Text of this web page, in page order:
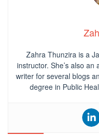
Zahra Thunzira is a
instructor. She’s also
writer for several blogs
degree in Public